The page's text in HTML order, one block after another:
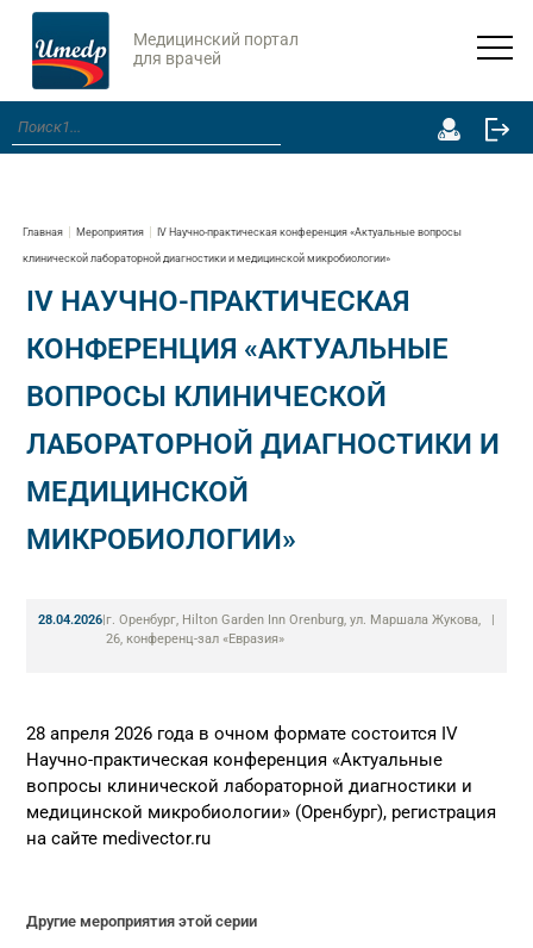
Медицинский портал
для врачей
Главная Мероприятия IV Научно-практическая конференция «Актуальные вопросы
клинической лабораторной диагностики и медицинской микробиологии»
IV НАУЧНО-ПРАКТИЧЕСКАЯ
КОНФЕРЕНЦИЯ «АКТУАЛЬНЫЕ
ВОПРОСЫ КЛИНИЧЕСКОЙ
ЛАБОРАТОРНОЙ ДИАГНОСТИКИ И
МЕДИЦИНСКОЙ
МИКРОБИОЛОГИИ»
28.04.2026|г. Оренбург, Hilton Garden Inn Orenburg, ул. Маршала Жукова,
26, конференц-зал «Евразия»
|
28 апреля 2026 года в очном формате состоится IV
Научно-практическая конференция «Актуальные
вопросы клинической лабораторной диагностики и
медицинской микробиологии» (Оренбург), регистрация
на сайте medivector.ru
Другие мероприятия этой серии